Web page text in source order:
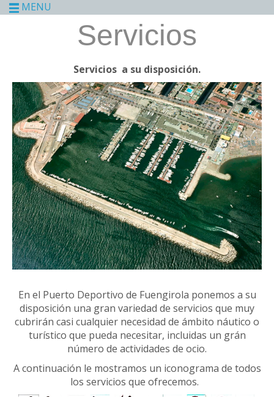
MENU
Servicios
Servicios a su disposición.
En el Puerto Deportivo de Fuengirola ponemos a su
disposición una gran variedad de servicios que muy
cubrirán casi cualquier necesidad de ámbito náutico o
turístico que pueda necesitar, incluidas un grán
número de actividades de ocio.
A continuación le mostramos un iconograma de todos
los servicios que ofrecemos.